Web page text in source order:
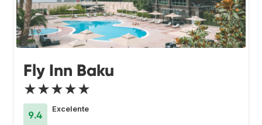
Fly Inn Baku
★★★★★
9.4
Excelente